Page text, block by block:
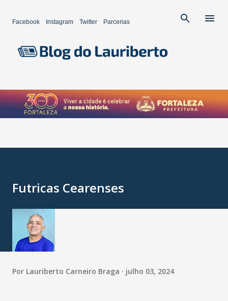
Facebook Instagram Twitter Parcerias
Futricas Cearenses
Por Lauriberto Carneiro Braga julho 03, 2024